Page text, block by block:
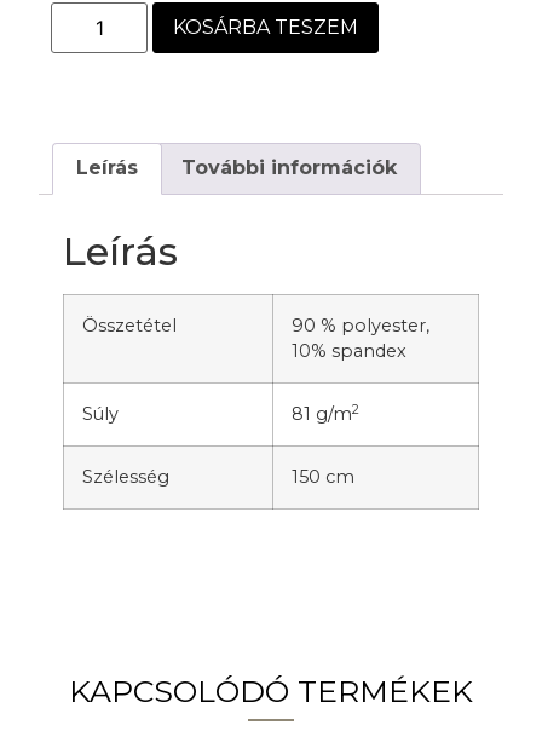
KOSÁRBA TESZEM
Leírás További információk
Leírás
Összetétel
90 % polyester,
10% spandex
Súly 81 g/m2
Szélesség 150 cm
KAPCSOLÓDÓ TERMÉKEK